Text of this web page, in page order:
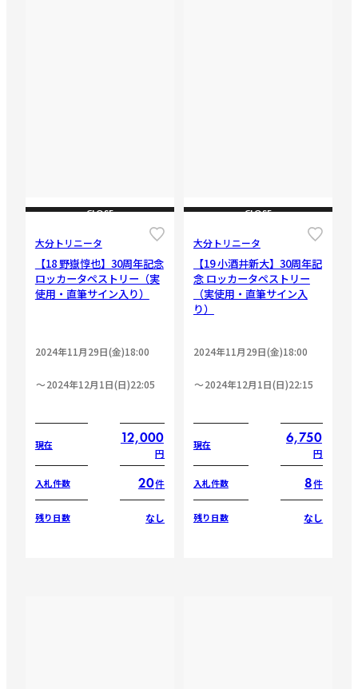
CLOSE
大分トリニータ
【18 野嶽惇也】30周年記念
ロッカータペストリー（実
使用・直筆サイン入り）
2024年11月29日(金)18:00
2024年12月1日(日)22:05
現在 12,000
円
入札件数 20件
残り日数 なし
CLOSE
大分トリニータ
【19 小酒井新大】30周年記
念 ロッカータペストリー
（実使用・直筆サイン入
り）
2024年11月29日(金)18:00
2024年12月1日(日)22:15
現在 6,750
円
入札件数 8件
残り日数 なし